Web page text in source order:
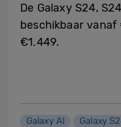
De Galaxy S24,
beschikbaar vanaf
€1.449.
Galaxy AI Galaxy